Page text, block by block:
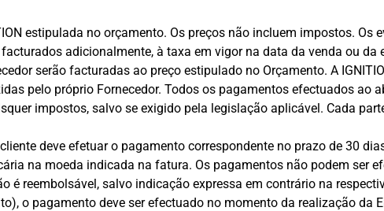
estipulada no orçamento. Os preços não incluem impostos. Os
adicionalmente, à taxa em vigor na data da venda ou
serão facturadas ao preço estipulado no Orçamento. A
pelo próprio Fornecedor. Todos os pagamentos efectuados ao
impostos, salvo se exigido pela legislação aplicável. Cada
deve efetuar o pagamento correspondente no prazo de 30
na moeda indicada na fatura. Os pagamentos não podem ser
é reembolsável, salvo indicação expressa em contrário na
o pagamento deve ser efectuado no momento da realização da